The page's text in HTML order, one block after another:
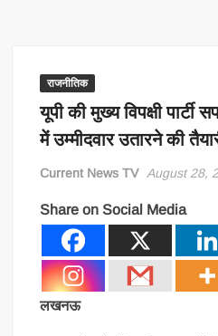
राजनीतिक
यूपी की मुख्य विपक्षी
में उम्मीदवार उतारने की
Current News TV August 28,
Share on Social Media
लखनऊ